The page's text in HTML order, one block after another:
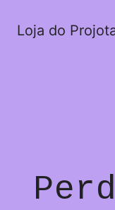
Loja do